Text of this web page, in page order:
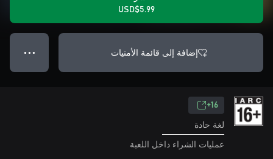
USD$5.99
إضافة إلى قائمة الأمنيات ● ● ●
16+
لغة حادة
عمليات الشراء داخل اللعبة